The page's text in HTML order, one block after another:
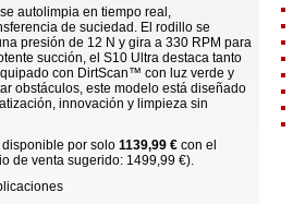
autolimpia en tiempo real,
de suciedad. El rodillo se
presión de 12 N y gira a 330 RPM para
succión, el S10 Ultra destaca tanto
con DirtScan™ con luz verde y
obstáculos, este modelo está diseñado
innovación y limpieza sin
disponible por solo 1139,99 € con el
de venta sugerido: 1499,99 €).